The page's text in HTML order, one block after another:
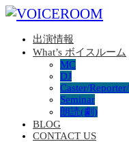
出演情報
What’s ボイスルーム
MC
DJ
Caster/
Seminar
朗読(劇)
BLOG
CONTACT US